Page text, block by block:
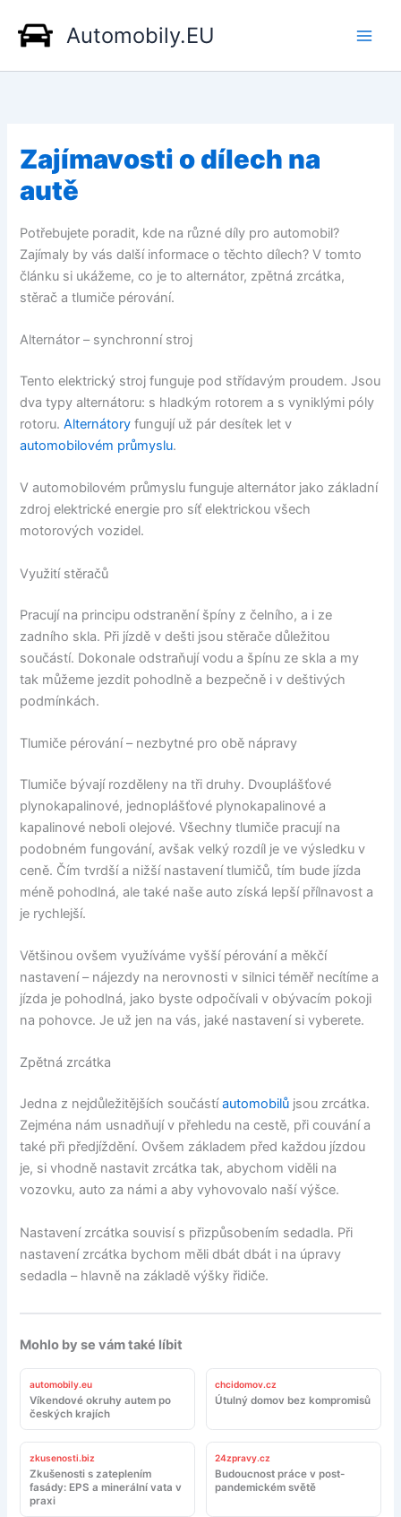
obsah
Automobily.EU
Zajímavosti o dílech na
autě
Potřebujete poradit, kde na různé díly pro automobil?
Zajímaly by vás další informace o těchto dílech? V tomto
článku si ukážeme, co je to alternátor, zpětná zrcátka,
stěrač a tlumiče pérování.
Alternátor – synchronní stroj
Tento elektrický stroj funguje pod střídavým proudem. Jsou
dva typy alternátoru: s hladkým rotorem a s vyniklými póly
rotoru.Alternátory fungují už pár desítek let v
automobilovém průmyslu.
V automobilovém průmyslu funguje alternátor jako základní
zdroj elektrické energie pro síť elektrickou všech
motorových vozidel.
Využití stěračů
Pracují na principu odstranění špíny z čelního, a i ze
zadního skla. Při jízdě v dešti jsou stěrače důležitou
součástí. Dokonale odstraňují vodu a špínu ze skla a my
tak můžeme jezdit pohodlně a bezpečně i v deštivých
podmínkách.
Tlumiče pérování – nezbytné pro obě nápravy
Tlumiče bývají rozděleny na tři druhy. Dvouplášťové
plynokapalinové, jednoplášťové plynokapalinové a
kapalinové neboli olejové. Všechny tlumiče pracují na
podobném fungování, avšak velký rozdíl je ve výsledku v
ceně. Čím tvrdší a nižší nastavení tlumičů, tím bude jízda
méně pohodlná, ale také naše auto získá lepší přílnavost a
je rychlejší.
Většinou ovšem využíváme vyšší pérování a měkčí
nastavení – nájezdy na nerovnosti v silnici téměř necítíme a
jízda je pohodlná, jako byste odpočívali v obývacím pokoji
na pohovce. Je už jen na vás, jaké nastavení si vyberete.
Zpětná zrcátka
Jedna z nejdůležitějších součástíautomobilů jsou zrcátka.
Zejména nám usnadňují v přehledu na cestě, při couvání a
také při předjíždění. Ovšem základem před každou jízdou
je, si vhodně nastavit zrcátka tak, abychom viděli na
vozovku, auto za námi a aby vyhovovalo naší výšce.
Nastavení zrcátka souvisí s přizpůsobením sedadla. Při
nastavení zrcátka bychom měli dbát dbát i na úpravy
sedadla – hlavně na základě výšky řidiče.
Mohlo by se vám také líbit
automobily.eu
Víkendové okruhy autem po
českých krajích
chcidomov.cz
Útulný domov bez kompromisů
zkusenosti.biz
Zkušenosti s zateplením
fasády: EPS a minerální vata v
praxi
24zpravy.cz
Budoucnost práce v post-
pandemickém světě